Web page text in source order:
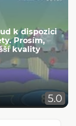
k dispozici
Prosím,
kvality
5.0